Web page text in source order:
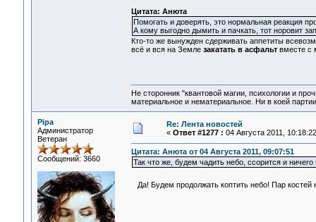
Цитата: Анюта
Помогать и доверять, это нормальная реакция
А кому выгодно дымить и пачкать, тот норовит
Кто-то же вынужден сдерживать аппетиты
всё и вся на Земле закатать в асфальтвместе с
Не сторонник "квантовой магии, психологии и
материальное и нематериальное. Ни в коей
Pipa
Администратор
Ветеран
Сообщений: 3660
Re: Лента новостей
« Ответ #1277 : 04 Августа 2011,
Цитата: Анюта от 04 Августа 2011, 09:07:51
Так что же, будем чадить небо, ссорится и
Да! Будем продолжать коптить небо! Пар костей